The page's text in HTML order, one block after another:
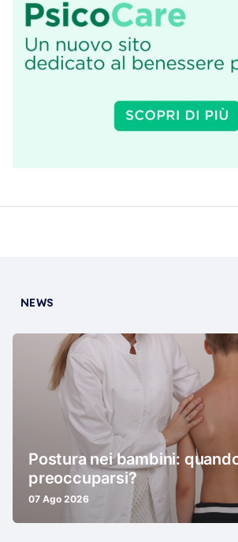
NEWS
Postura nei bambini:
preoccuparsi?
07 Ago 2026